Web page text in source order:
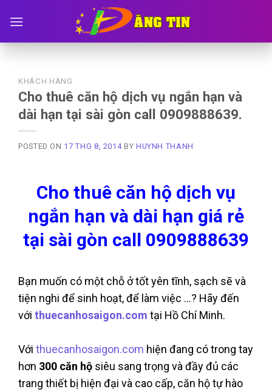
KHÁCH HÀNG
Cho thuê căn hộ dịch vụ ngắn hạn và
dài hạn tại sài gòn call 0909888639.
POSTED ON 17 THG 8, 2014BY HUYNH THANH
Cho thuê căn hộ dịch vụ
ngắn hạn và dài hạn giá rẻ
tại sài gòn call 0909888639
Bạn muốn có một chỗ ở tốt yên tĩnh, sạch sẽ và
tiện nghi để sinh hoạt, để làm việc ...? Hãy đến
với thuecanhosaigon.com tại Hồ Chí Minh.
Với thuecanhosaigon.com hiện đang có trong tay
hơn 300 căn hộ siêu sang trọng và đầy đủ các
trang thiết bị hiện đại và cao cấp, căn hộ tự hào